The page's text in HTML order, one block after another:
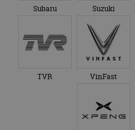
Subaru Suzuki
TVR VinFast